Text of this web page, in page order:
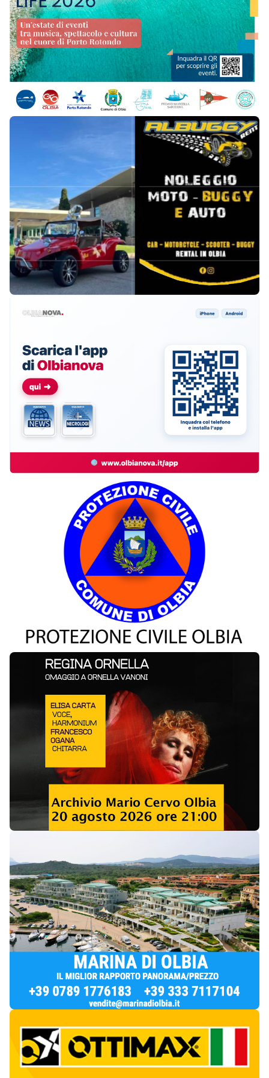
1
Olbia, Commissariato senza rinforzi: "Ogni
giorno fino a 25 interventi"
Cronaca
2
Moria di pesci nello stagno a Porto Taverna
Cronaca
Tre giovanissimi dominano il Palio della
Stella di Luogosanto: trionfo di Joele Carta
Spettacolo
Robbie Williams al Romazzino: classe e
talento
5
Via Fiume, prime multe ma al civico 21 il B&B
resta “prigioniero” del cantiere
Cronaca